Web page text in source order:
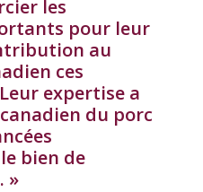
les
pour leur
au
ces
expertise a
du porc
bien de
»